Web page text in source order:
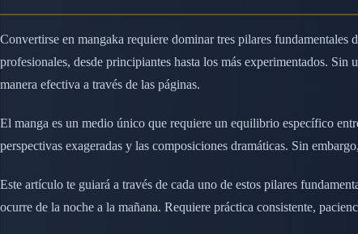
Convertirse en mangaka requiere dominar tres pilares
profesionales, desde principiantes hasta los más experimentados.
manera efectiva a través de las páginas.
El manga es un medio único que requiere un equilibrio específico
perspectivas exageradas y las composiciones dramáticas. Sin
Este artículo te guiará a través de cada uno de estos pilares
ocurre de la noche a la mañana. Requiere práctica consistente,